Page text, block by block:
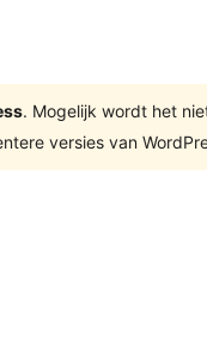
. Mogelijk wordt het
versies van